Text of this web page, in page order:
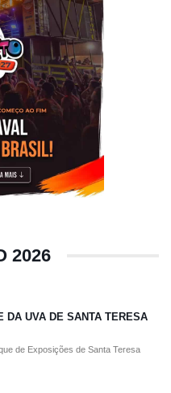
2026
DA UVA DE SANTA TERESA
de Exposições de Santa Teresa